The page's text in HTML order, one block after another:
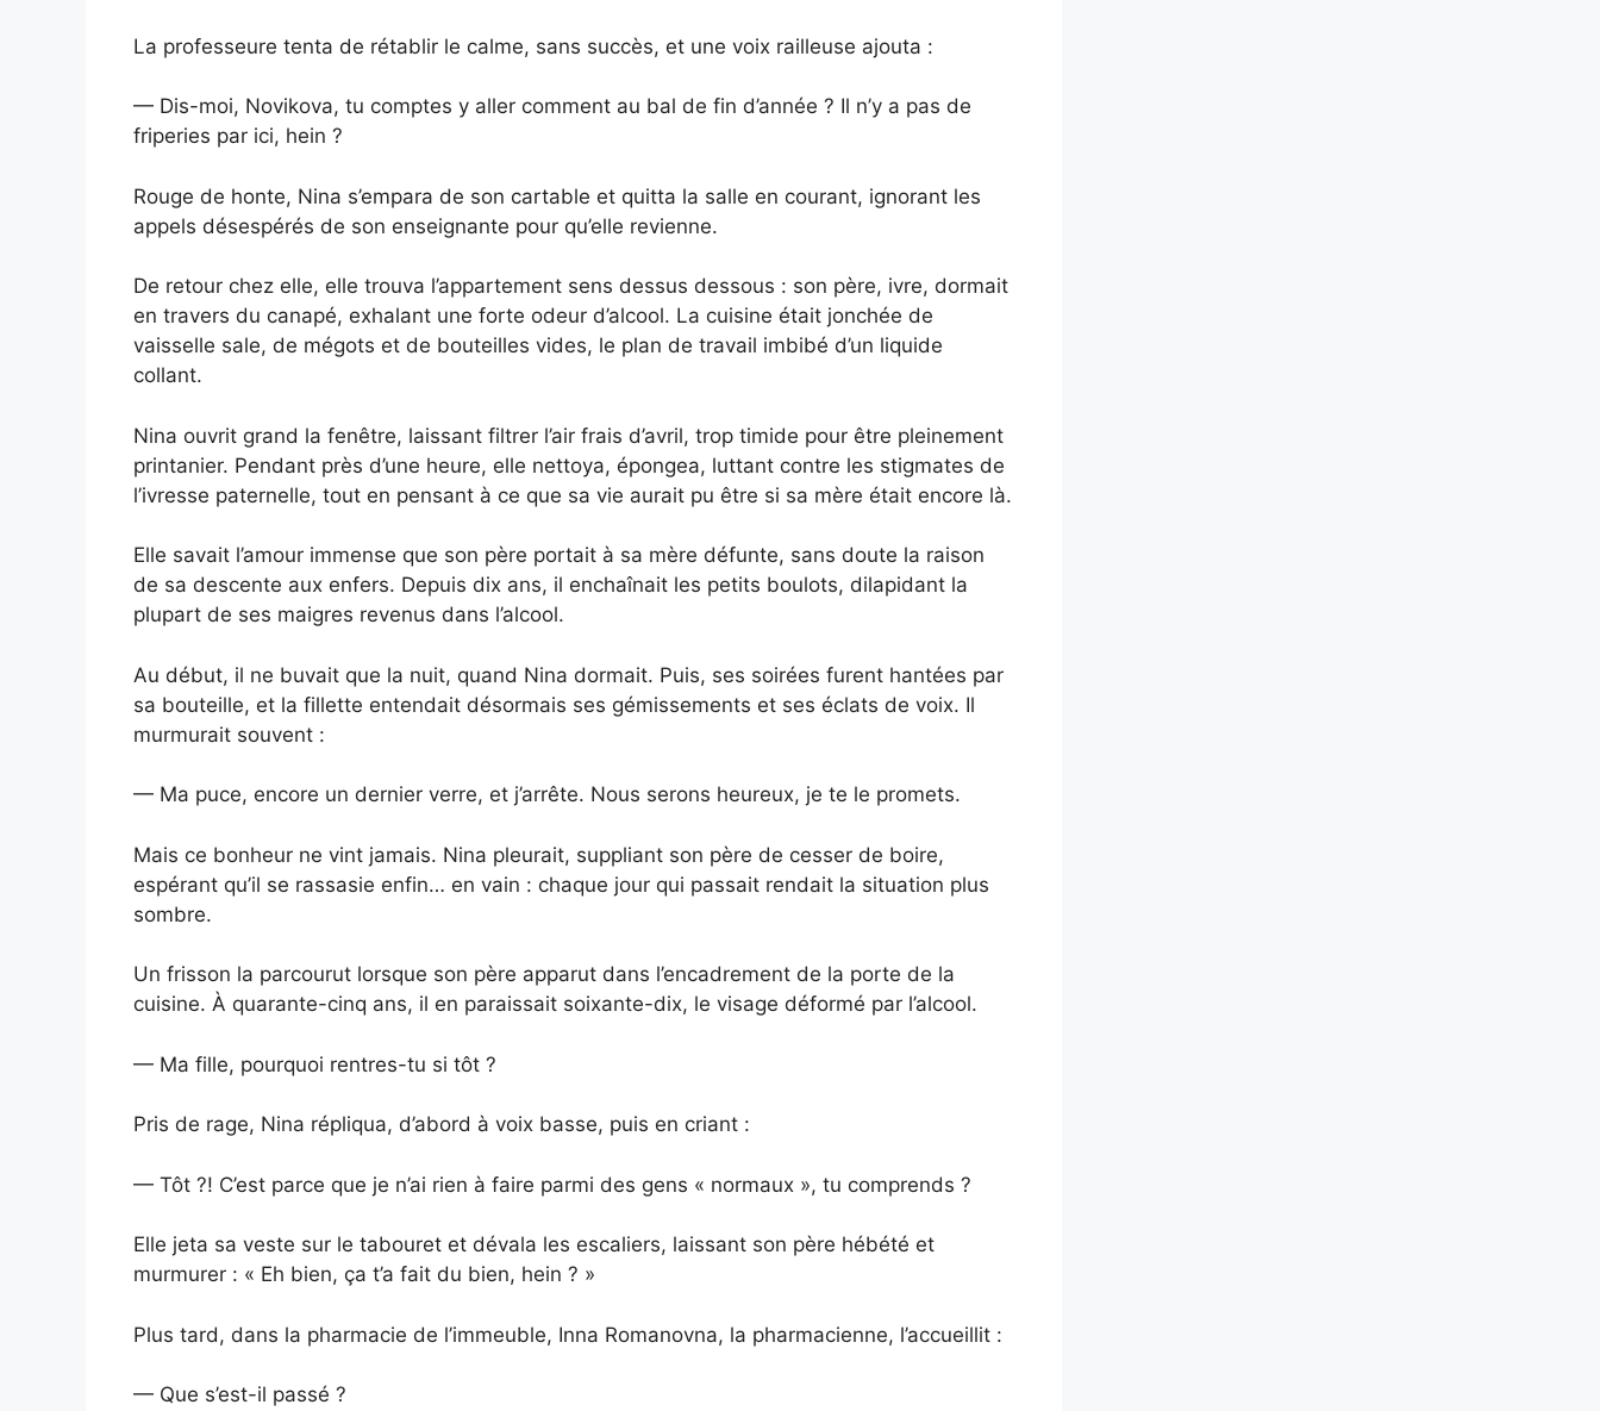
La professeure tenta de rétablir le calme, sans succès, et une voix railleuse ajouta :
— Dis-moi, Novikova, tu comptes y aller comment au bal de fin d’année ? Il n’y a pas de
friperies par ici, hein ?
Rouge de honte, Nina s’empara de son cartable et quitta la salle en courant, ignorant les
appels désespérés de son enseignante pour qu’elle revienne.
De retour chez elle, elle trouva l’appartement sens dessus dessous : son père, ivre, dormait
en travers du canapé, exhalant une forte odeur d’alcool. La cuisine était jonchée de
vaisselle sale, de mégots et de bouteilles vides, le plan de travail imbibé d’un liquide
collant.
Nina ouvrit grand la fenêtre, laissant filtrer l’air frais d’avril, trop timide pour être pleinement
printanier. Pendant près d’une heure, elle nettoya, épongea, luttant contre les stigmates de
l’ivresse paternelle, tout en pensant à ce que sa vie aurait pu être si sa mère était encore là.
Elle savait l’amour immense que son père portait à sa mère défunte, sans doute la raison
de sa descente aux enfers. Depuis dix ans, il enchaînait les petits boulots, dilapidant la
plupart de ses maigres revenus dans l’alcool.
Au début, il ne buvait que la nuit, quand Nina dormait. Puis, ses soirées furent hantées par
sa bouteille, et la fillette entendait désormais ses gémissements et ses éclats de voix. Il
murmurait souvent :
— Ma puce, encore un dernier verre, et j’arrête. Nous serons heureux, je te le promets.
Mais ce bonheur ne vint jamais. Nina pleurait, suppliant son père de cesser de boire,
espérant qu’il se rassasie enfin… en vain : chaque jour qui passait rendait la situation plus
sombre.
Un frisson la parcourut lorsque son père apparut dans l’encadrement de la porte de la
cuisine. À quarante-cinq ans, il en paraissait soixante-dix, le visage déformé par l’alcool.
— Ma fille, pourquoi rentres-tu si tôt ?
Pris de rage, Nina répliqua, d’abord à voix basse, puis en criant :
— Tôt ?! C’est parce que je n’ai rien à faire parmi des gens « normaux », tu comprends ?
Elle jeta sa veste sur le tabouret et dévala les escaliers, laissant son père hébété et
murmurer : « Eh bien, ça t’a fait du bien, hein ? »
Plus tard, dans la pharmacie de l’immeuble, Inna Romanovna, la pharmacienne, l’accueillit :
— Que s’est-il passé ?